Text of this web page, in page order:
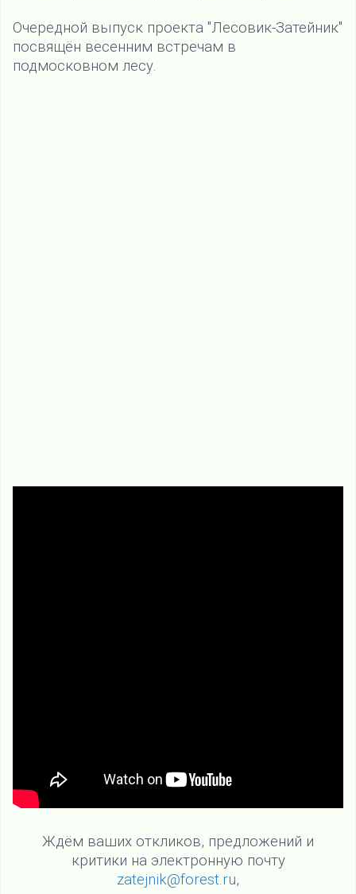
Очередной выпуск проекта "Лесовик-Затейник"
посвящён весенним встречам в
подмосковном лесу.
Ждём ваших откликов, предложений и
критики на электронную почту
zatejnik@forest.ru,